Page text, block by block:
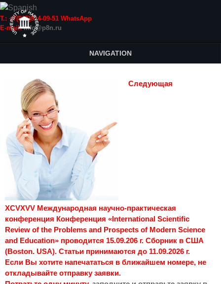
Т.: +7(915)814-09-51 WhatsApp
E-mail:info@p8n.ru
NAVIGATION
Следующая
XCVXVV Международная научно-практическая
конференция Конференция «International Scientific
Review of the Problems and Prospects of Modern Science
and Education» проводится 15.09.206 г. Сборник в США
(Boston. USA). Статьи принимаются до 11.09.2026 г.
Если Вы хотите напечататься в ближайшем номере, не
откладывайте отправку заявки.